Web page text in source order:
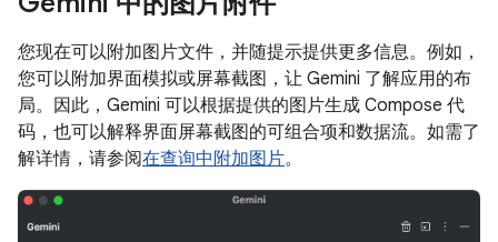
您现在可以附加图片文件，并随提示提供更多信息。例如，
您可以附加界面模拟或屏幕截图，让 Gemini 了解应用的布
局。因此，Gemini 可以根据提供的图片生成 Compose 代
码，也可以解释界面屏幕截图的可组合项和数据流。如需了
解详情，请参阅在查询中附加图片。